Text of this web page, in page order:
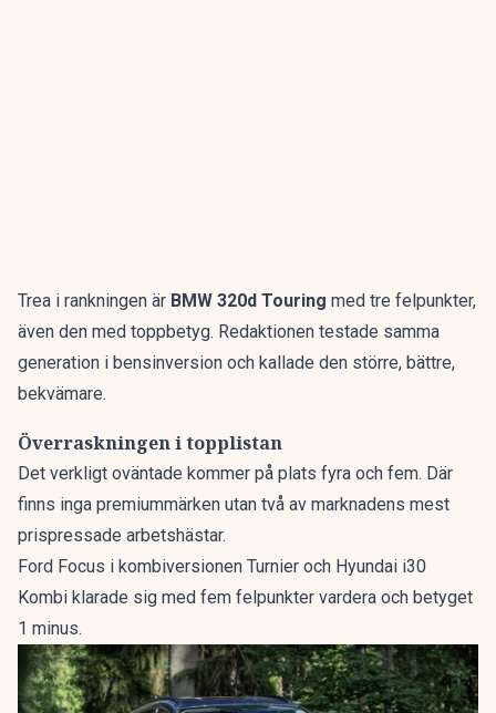
Trea i rankningen är BMW 320d Touring med tre felpunkter,
även den med toppbetyg. Redaktionen testade samma
generation i bensinversion och kallade den större, bättre,
bekvämare.
Överraskningen i topplistan
Det verkligt oväntade kommer på plats fyra och fem. Där
finns inga premiummärken utan två av marknadens mest
prispressade arbetshästar.
Ford Focus i kombiversionen Turnier och Hyundai i30
Kombi klarade sig med fem felpunkter vardera och betyget
1 minus.